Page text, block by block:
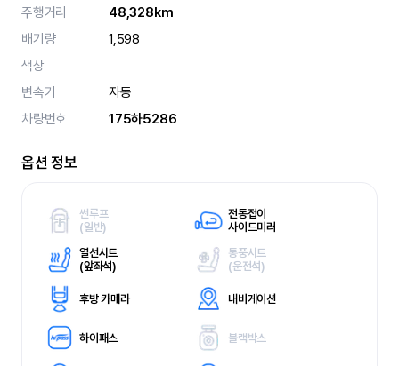
주행거리
48,328km
배기량
1,598
색상
변속기
자동
차량번호
175하5286
옵션 정보
썬루프
(일반)
전동접이
사이드미러
열선시트
(앞좌석)
통풍시트
(운전석)
후방 카메라 내비게이션
하이패스 블랙박스